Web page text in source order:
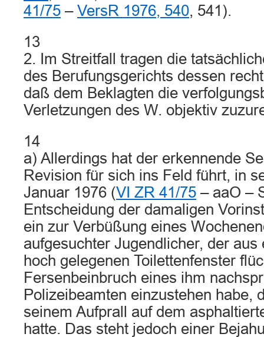
41/75 – VersR 1976, 540, 541).
13
2. Im Streitfall tragen die
des Berufungsgerichts dessen
daß dem Beklagten die
Verletzungen des W. objektiv
14
a) Allerdings hat der erkennende
Revision für sich ins Feld führt, in
Januar 1976 (VI ZR 41/75 – aaO –
Entscheidung der damaligen
ein zur Verbüßung eines
aufgesuchter Jugendlicher, der aus
hoch gelegenen Toilettenfenster
Fersenbeinbruch eines ihm
Polizeibeamten einzustehen habe,
seinem Aufprall auf dem
hatte. Das steht jedoch einer